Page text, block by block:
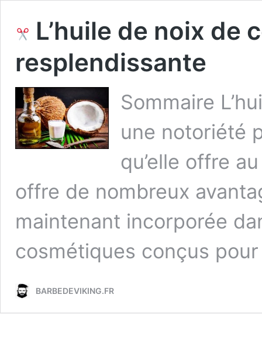
L’huile de noix de
resplendissante
Sommaire
une notoriété
qu’elle offre
offre de nombreux
maintenant incorporée
cosmétiques conçus
BARBEDEVIKING.FR